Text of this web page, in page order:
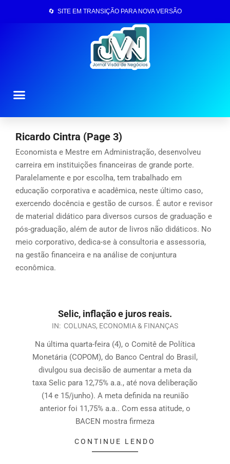
🔄 SITE EM TRANSIÇÃO PARA NOVA VERSÃO
Ricardo Cintra (Page 3)
Economista e Mestre em Administração, desenvolveu
carreira em instituições financeiras de grande porte.
Paralelamente e por escolha, tem trabalhado em
educação corporativa e acadêmica, neste último caso,
exercendo docência e gestão de cursos. É autor e revisor
de material didático para diversos cursos de graduação e
pós-graduação, além de autor de livros não didáticos. No
meio corporativo, dedica-se à consultoria e assessoria,
na gestão financeira e na análise de conjuntura
econômica.
Selic, inflação e juros reais.
IN: COLUNAS, ECONOMIA & FINANÇAS
Na última quarta-feira (4), o Comitê de Política
Monetária (COPOM), do Banco Central do Brasil,
divulgou sua decisão de aumentar a meta da
taxa Selic para 12,75% a.a., até nova deliberação
(14 e 15/junho). A meta definida na reunião
anterior foi 11,75% a.a.. Com essa atitude, o
BACEN mostra firmeza
CONTINUE LENDO